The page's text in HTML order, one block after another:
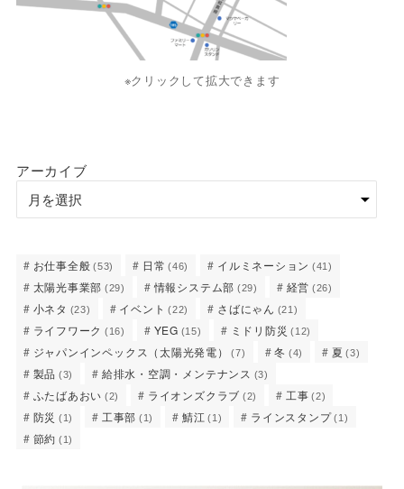
※クリックして拡大できます
アーカイブ
お仕事全般 (53) 日常 (46) イルミネーション (41)
太陽光事業部 (29) 情報システム部 (29) 経営 (26)
小ネタ (23) イベント (22) さばにゃん (21)
ライフワーク (16) YEG (15) ミドリ防災 (12)
ジャパンインペックス（太陽光発電） (7) 冬 (4) 夏 (3)
製品 (3) 給排水・空調・メンテナンス (3)
ふたばあおい (2) ライオンズクラブ (2) 工事 (2)
防災 (1) 工事部 (1) 鯖江 (1) ラインスタンプ (1)
節約 (1)